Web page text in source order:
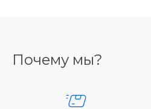
Почему мы?